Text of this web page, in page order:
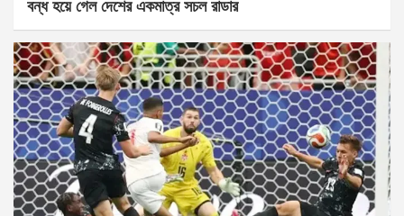
বন্ধ হয়ে গেল দেশের একমাত্র সচল রাডার